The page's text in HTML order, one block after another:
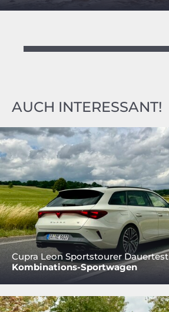
AUCH INTERESSANT!
Cupra Leon Sportstourer Dauertest
Kombinations-Sportwagen